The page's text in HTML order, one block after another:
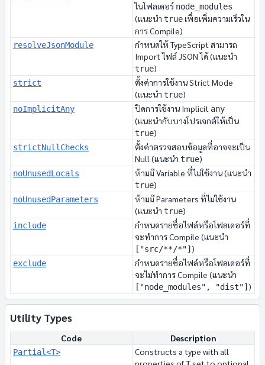
ในโฟลเดอร์ node_modules
(แนะนำ trueเพื่อเพิ่มความเร็วใน
การ Compile)
resolveJsonModule
กำหนดให้ TypeScript สามารถ
Import ไฟล์ JSON ได้ (แนะนำ
true)
strict
ตั้งค่าการใช้งาน Strict Mode
(แนะนำ true)
noImplicitAny ปิดการใช้งาน Implicit any
(แนะนำกับบางโปรเจกต์ให้เป็น
true)
strictNullChecks
ตั้งค่าตรวจสอบข้อมูลที่อาจจะเป็น
Null (แนะนำ true)
noUnusedLocals ห้ามมี Variable ที่ไม่ใช้งาน (แนะนำ
true)
noUnusedParameters
ห้ามมี Parameters ที่ไม่ใช้งาน
(แนะนำ true)
include
กำหนดรายชื่อไฟล์หรือโฟลเดอร์ที่
จะทำการ Compile (แนะนำ
["src/**/*"] )
exclude
กำหนดรายชื่อไฟล์หรือโฟลเดอร์ที่
จะไม่ทำการ Compile (แนะนำ
["node_modules", "dist"] )
Utility Types
Code Description
Partial<T>
Constructs a type with all